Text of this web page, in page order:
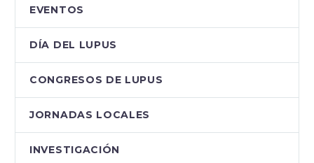
Autoinmunes, Pepi
“los…
EVENTOS
DÍA DEL LUPUS
CONGRESOS DE LUPUS
JORNADAS LOCALES
INVESTIGACIÓN